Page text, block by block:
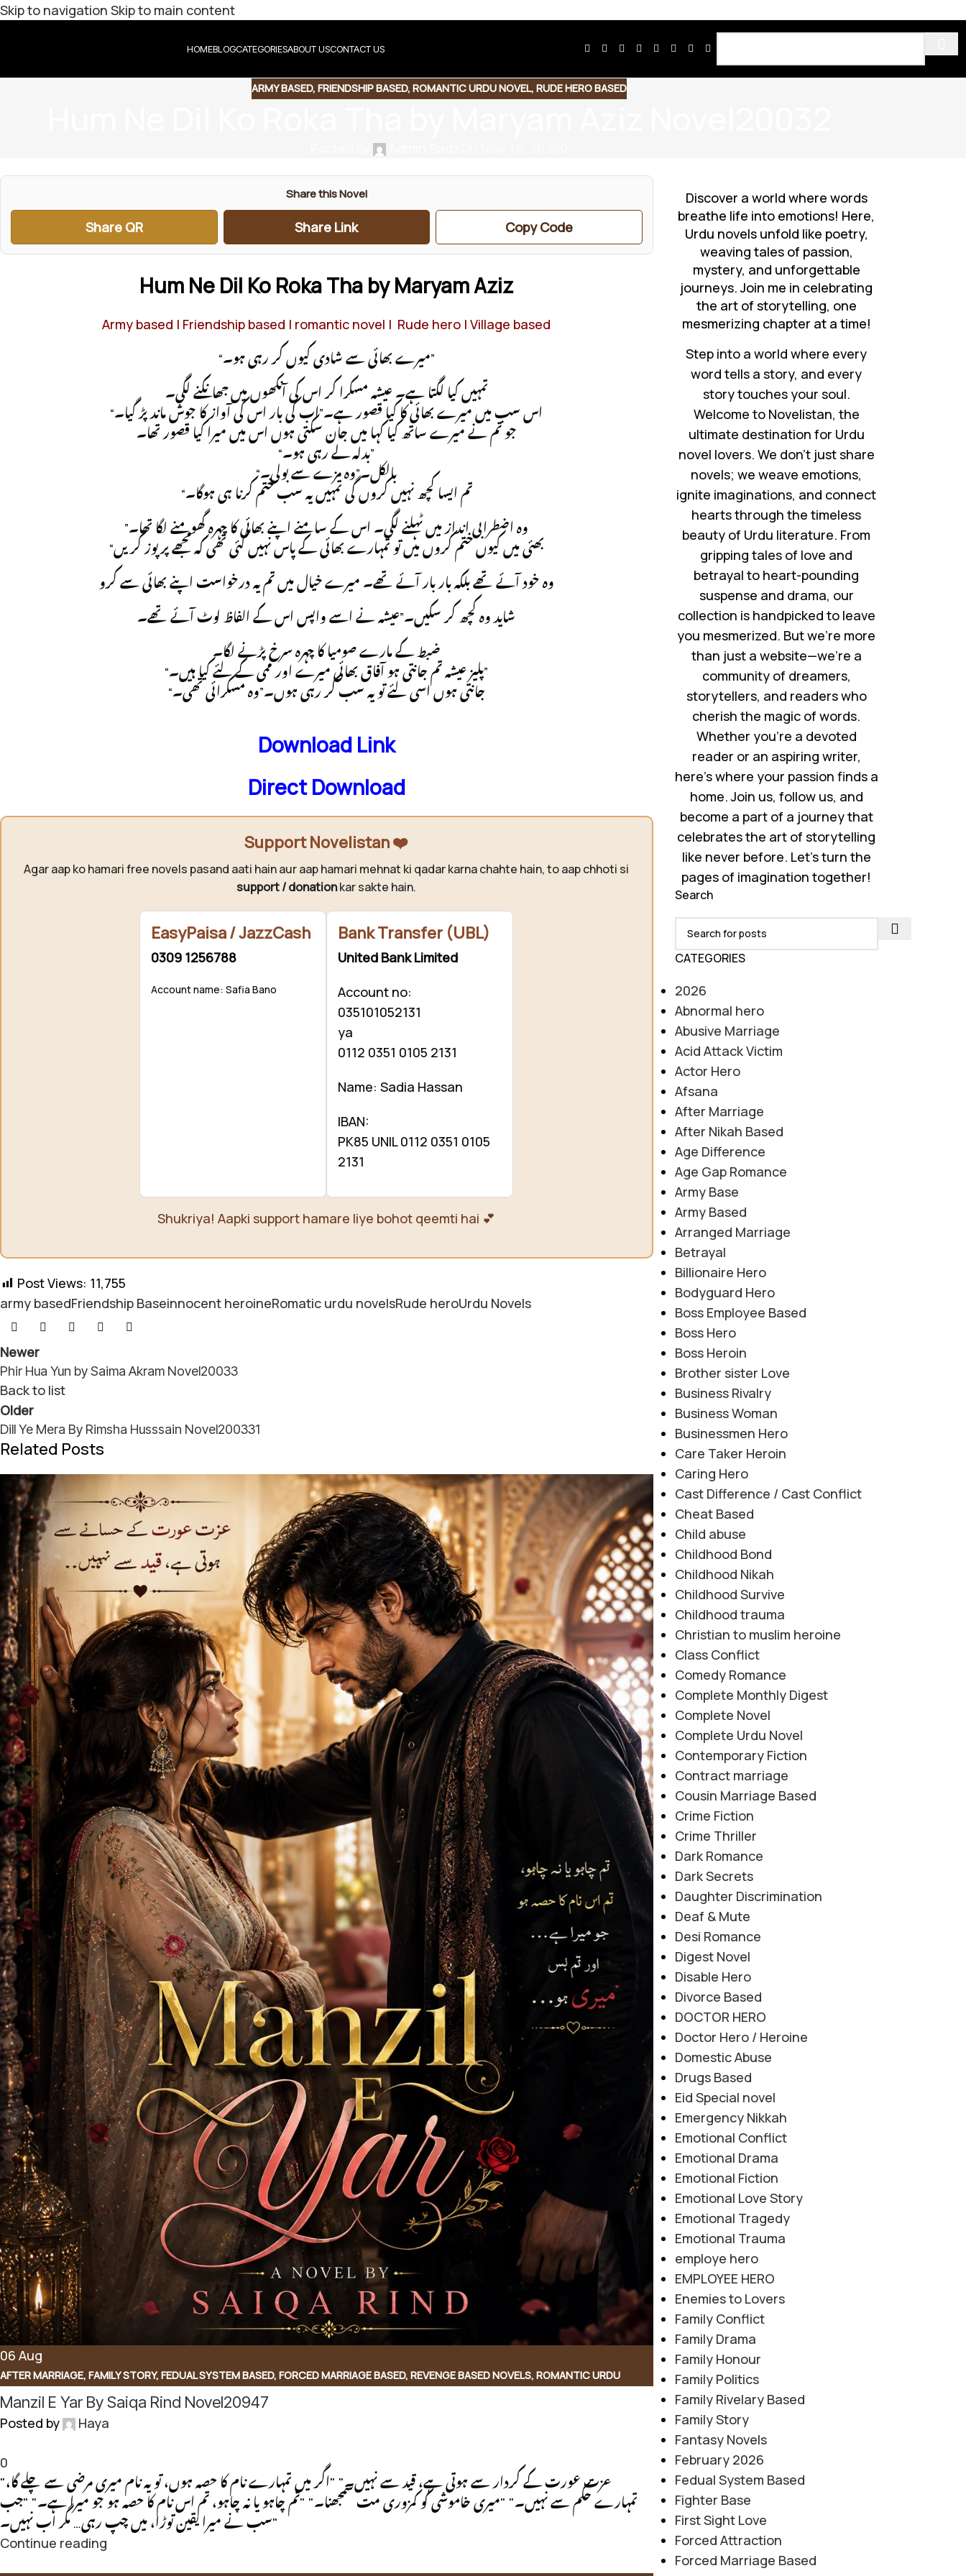
Skip to navigation Skip to main content
HOMEBLOGCATEGORIESABOUT USCONTACT US
ARMY BASED, FRIENDSHIP BASED, ROMANTIC URDU NOVEL, RUDE HERO BASED
Share this Novel
Share QR Share Link Copy Code
Hum Ne Dil Ko Roka Tha by Maryam Aziz
Army based | Friendship based | romantic novel | Rude hero | Village based
“میرے بھائی سے شادی کیوں کر رہی ہو۔”
تمہیں کیا لگتا ہے۔ عیشہ مسکرا کر اس کی آنکھوں میں جھانکنے لگی۔
“اس سب میں میرے بھائی کا کیا قصور ہے۔”اب کی بار اس کی آواز کا جوش ماند پڑ گیا۔
جو تم نے میرے ساتھ کیا کہا میں جان سکتی ہوں اس میں میرا کیا قصور تھا۔
“بدلہ لے رہی ہو۔”
“بالکل۔”وہ مزے سے بولی۔
“تم ایسا کچھ نہیں کروں گی تمہیں یہ سب ختم کرنا ہی ہوگا۔
”وہ اضطرابی انداز میں ٹہلنے لگی۔ اس کے سامنے اپنے بھائی کا چہرہ گھومنے لگا تھا۔
“بھئی میں کیوں ختم کروں میں تو تمہارے بھائی کے پاس نہیں گئی تھی کہ مجھے پرپوز کریں
وہ خود آئے تھے بلکہ بار بار آئے تھے۔ میرے خیال میں تم یہ درخواست اپنے بھائی سے کرو
شاید وہ کچھ کر سکیں۔”عیشہ نے اسے واپس اس کے الفاظ لوٹ آئے تھے۔
ضبط کے مارے صومیا کا چہرہ سرخ پڑنے لگا۔
“پلیز عیشہ تم جانتی ہو آفاق بھائی میرے اور ممی کے لئے کیا ہیں۔”
“جانتی ہوں اسی لئے تو یہ سب کر رہی ہوں۔”وہ مسکرائی تھی۔
Download Link
Direct Download
Support Novelistan ❤️
Agar aap ko hamari free novels pasand aati hain aur aap hamari mehnat ki qadar karna chahte hain, to aap chhoti si
support / donationkar sakte hain.
EasyPaisa / JazzCash
0309 1256788
Account name: Safia Bano
Bank Transfer (UBL)
United Bank Limited
Account no:
035101052131
ya
0112 0351 0105 2131
Name: Sadia Hassan
IBAN:
PK85 UNIL 0112 0351 0105
2131
Shukriya! Aapki support hamare liye bohot qeemti hai 💕
Post Views: 11,755
army basedFriendship Baseinnocent heroineRomatic urdu novelsRude heroUrdu Novels
Newer
Phir Hua Yun by Saima Akram Novel20033
Back to list
Older
Dill Ye Mera By Rimsha Husssain Novel200331
Related Posts
06 Aug
AFTER MARRIAGE, FAMILY STORY, FEDUAL SYSTEM BASED, FORCED MARRIAGE BASED, REVENGE BASED NOVELS, ROMANTIC URDU
NOVEL
RUDE HERO BASED
Manzil E Yar By Saiqa Rind Novel20947
Posted by Haya
0
"عزت عورت کے کردار سے ہوتی ہے، قید سے نہیں۔" "اگر میں تمہارے نام کا حصہ ہوں، تو یہ نام میری مرضی سے چلے گا،
تمہارے حکم سے نہیں۔" "میری خاموشی کو کمزوری مت سمجھنا۔" "تم چاہو یا نہ چاہو، تم اس نام کا حصہ ہو جو میرا ہے۔" "جب
سب نے میرا یقین توڑا، میں چپ رہی… مگر اب نہیں۔"
Continue reading
Discover a world where words
breathe life into emotions! Here,
Urdu novels unfold like poetry,
weaving tales of passion,
mystery, and unforgettable
journeys. Join me in celebrating
the art of storytelling, one
mesmerizing chapter at a time!
Step into a world where every
word tells a story, and every
story touches your soul.
Welcome to Novelistan, the
ultimate destination for Urdu
novel lovers. We don’t just share
novels; we weave emotions,
ignite imaginations, and connect
hearts through the timeless
beauty of Urdu literature. From
gripping tales of love and
betrayal to heart-pounding
suspense and drama, our
collection is handpicked to leave
you mesmerized. But we’re more
than just a website—we’re a
community of dreamers,
storytellers, and readers who
cherish the magic of words.
Whether you’re a devoted
reader or an aspiring writer,
here’s where your passion finds a
home. Join us, follow us, and
become a part of a journey that
celebrates the art of storytelling
like never before. Let’s turn the
pages of imagination together!
Search
CATEGORIES
2026
Abnormal hero
Abusive Marriage
Acid Attack Victim
Actor Hero
Afsana
After Marriage
After Nikah Based
Age Difference
Age Gap Romance
Army Base
Army Based
Arranged Marriage
Betrayal
Billionaire Hero
Bodyguard Hero
Boss Employee Based
Boss Hero
Boss Heroin
Brother sister Love
Business Rivalry
Business Woman
Businessmen Hero
Care Taker Heroin
Caring Hero
Cast Difference / Cast Conflict
Cheat Based
Child abuse
Childhood Bond
Childhood Nikah
Childhood Survive
Childhood trauma
Christian to muslim heroine
Class Conflict
Comedy Romance
Complete Monthly Digest
Complete Novel
Complete Urdu Novel
Contemporary Fiction
Contract marriage
Cousin Marriage Based
Crime Fiction
Crime Thriller
Dark Romance
Dark Secrets
Daughter Discrimination
Deaf & Mute
Desi Romance
Digest Novel
Disable Hero
Divorce Based
DOCTOR HERO
Doctor Hero / Heroine
Domestic Abuse
Drugs Based
Eid Special novel
Emergency Nikkah
Emotional Conflict
Emotional Drama
Emotional Fiction
Emotional Love Story
Emotional Tragedy
Emotional Trauma
employe hero
EMPLOYEE HERO
Enemies to Lovers
Family Conflict
Family Drama
Family Honour
Family Politics
Family Rivelary Based
Family Story
Fantasy Novels
February 2026
Fedual System Based
Fighter Base
First Sight Love
Forced Attraction
Forced Marriage Based